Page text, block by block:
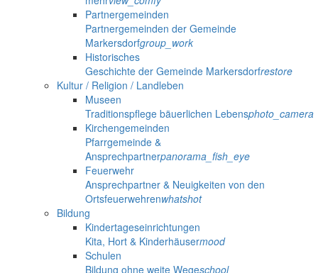
Partnergemeinden
Partnergemeinden der Gemeinde
Markersdorfgroup_work
Historisches
Geschichte der Gemeinde Markersdorfrestore
Kultur / Religion / Landleben
Museen
Traditionspflege bäuerlichen Lebensphoto_camera
Kirchengemeinden
Pfarrgemeinde &
Ansprechpartnerpanorama_fish_eye
Feuerwehr
Ansprechpartner & Neuigkeiten von den
Ortsfeuerwehrenwhatshot
Bildung
Kindertageseinrichtungen
Kita, Hort & Kinderhäusermood
Schulen
Bildung ohne weite Wegeschool